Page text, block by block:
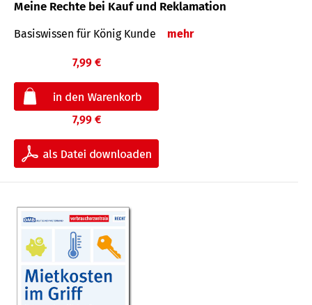
Meine Rechte bei Kauf und Reklamation
Basiswissen für König Kunde mehr
7,99 €
7,99 €